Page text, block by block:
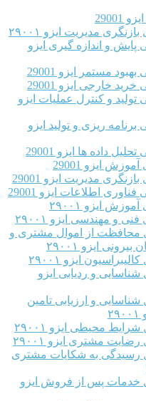
مدیریت ایزو ۲۹۰۰۱
و اندازه گیری ایزو
مستمر ایزو 29001
خارجی ایزو 29001
و کنترل عملیات ایزو
ریزی و تولید ایزو
داده ها ایزو 29001
ایزو 29001
مدیریت ایزو 29001
اطلاعات ایزو 29001
ایزو ۲۹۰۰۱
و مهندسی ایزو ۲۹۰۰۱
محافظت از اموال مشتری و
ایزو ۲۹۰۰۱
ایزو ۲۹۰۰۱
شناسایی و ردیابی ایزو
شناسایی و ارزیابی تامین
محیطی ایزو ۲۹۰۰۱
مشتری ایزو ۲۹۰۰۱
رسیدگی به شکایات مشتری
خدمات پس از فروش ایزو